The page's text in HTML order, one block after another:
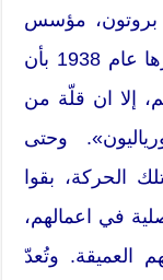
بروتون، مؤسس
السوريالية، وصف المكسيك عندما زارها عام 1938 بأن
إلا ان قلّة من
وحتى
الحركة، بقوا
في اعمالهم،
العميقة. وتُعدّ